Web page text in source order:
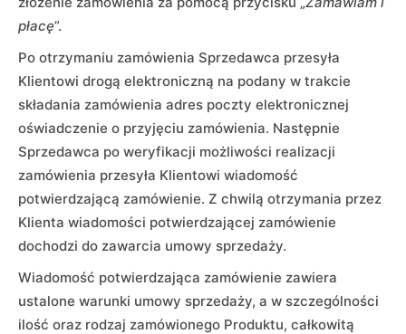
płacę”.
Po otrzymaniu zamówienia Sprzedawca przesyła
Klientowi drogą elektroniczną na podany w trakcie
składania zamówienia adres poczty elektronicznej
oświadczenie o przyjęciu zamówienia. Następnie
Sprzedawca po weryfikacji możliwości realizacji
zamówienia przesyła Klientowi wiadomość
potwierdzającą zamówienie. Z chwilą otrzymania przez
Klienta wiadomości potwierdzającej zamówienie
dochodzi do zawarcia umowy sprzedaży.
Wiadomość potwierdzająca zamówienie zawiera
ustalone warunki umowy sprzedaży, a w szczególności
ilość oraz rodzaj zamówionego Produktu, całkowitą